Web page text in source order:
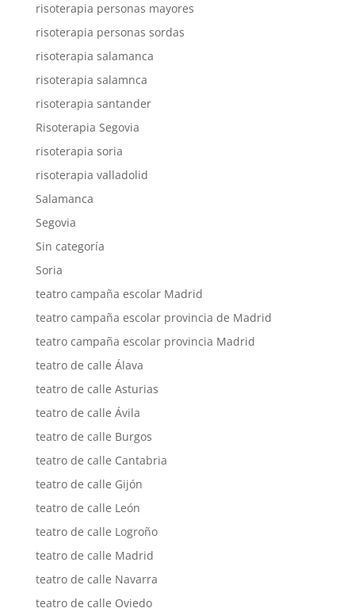
risoterapia personas mayores
risoterapia personas sordas
risoterapia salamanca
risoterapia salamnca
risoterapia santander
Risoterapia Segovia
risoterapia soria
risoterapia valladolid
Salamanca
Segovia
Sin categoría
Soria
teatro campaña escolar Madrid
teatro campaña escolar provincia de Madrid
teatro campaña escolar provincia Madrid
teatro de calle Álava
teatro de calle Asturias
teatro de calle Ávila
teatro de calle Burgos
teatro de calle Cantabria
teatro de calle Gijón
teatro de calle León
teatro de calle Logroño
teatro de calle Madrid
teatro de calle Navarra
teatro de calle Oviedo